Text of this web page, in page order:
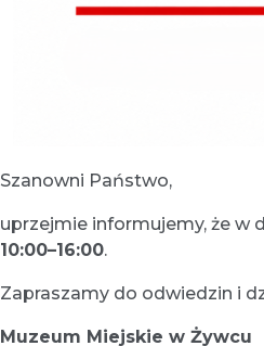
Szanowni Państwo,
uprzejmie informujemy, że w
10:00–16:00.
Zapraszamy do odwiedzin i
Muzeum Miejskie w Żywcu